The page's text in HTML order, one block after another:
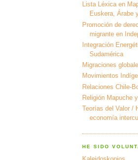
Lista Léxica en
Euskera, Árabe
Promoción de
migrante en
Integración
Sudamérica
Migraciones
Movimientos
Relaciones Chile-
Religión Mapuche
Teorías del Valor /
economía
HE SIDO